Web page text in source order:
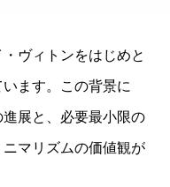
ヴィトンをはじめと
ます。この背景に
展と、必要最小限の
マリズムの価値観が